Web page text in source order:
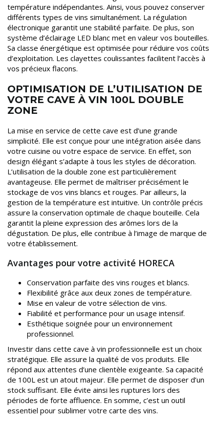
température indépendantes. Ainsi, vous pouvez conserver
différents types de vins simultanément. La régulation
électronique garantit une stabilité parfaite. De plus, son
système d’éclairage LED blanc met en valeur vos bouteilles.
Sa classe énergétique est optimisée pour réduire vos coûts
d’exploitation. Les clayettes coulissantes facilitent l’accès à
vos précieux flacons.
OPTIMISATION DE L’UTILISATION DE
VOTRE CAVE À VIN 100L DOUBLE
ZONE
La mise en service de cette cave est d’une grande
simplicité. Elle est conçue pour une intégration aisée dans
votre cuisine ou votre espace de service. En effet, son
design élégant s’adapte à tous les styles de décoration.
L’utilisation de la double zone est particulièrement
avantageuse. Elle permet de maîtriser précisément le
stockage de vos vins blancs et rouges. Par ailleurs, la
gestion de la température est intuitive. Un contrôle précis
assure la conservation optimale de chaque bouteille. Cela
garantit la pleine expression des arômes lors de la
dégustation. De plus, elle contribue à l’image de marque de
votre établissement.
Avantages pour votre activité HORECA
Conservation parfaite des vins rouges et blancs.
Flexibilité grâce aux deux zones de température.
Mise en valeur de votre sélection de vins.
Fiabilité et performance pour un usage intensif.
Esthétique soignée pour un environnement
professionnel.
Investir dans cette cave à vin professionnelle est un choix
stratégique. Elle assure la qualité de vos produits. Elle
répond aux attentes d’une clientèle exigeante. Sa capacité
de 100L est un atout majeur. Elle permet de disposer d’un
stock suffisant. Elle évite ainsi les ruptures lors des
périodes de forte affluence. En somme, c’est un outil
essentiel pour sublimer votre carte des vins.